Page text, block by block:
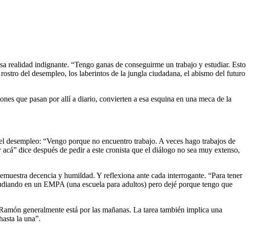
realidad indignante. “Tengo ganas de conseguirme un trabajo y estudiar. Esto
del desempleo, los laberintos de la jungla ciudadana, el abismo del futuro
que pasan por allí a diario, convierten a esa esquina en una meca de la
“Vengo porque no encuentro trabajo. A veces hago trabajos de
dice después de pedir a este cronista que el diálogo no sea muy extenso,
decencia y humildad. Y reflexiona ante cada interrogante. “Para tener
en un EMPA (una escuela para adultos) pero dejé porque tengo que
generalmente está por las mañanas. La tarea también implica una
la una”.